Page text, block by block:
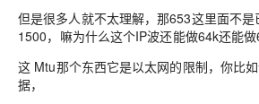
但是很多人就不太理解，那653这里面不
1500，嘛为什么这个IP波还能做64k还能
这 Mtu那个东西它是以太网的限制，你比
据，